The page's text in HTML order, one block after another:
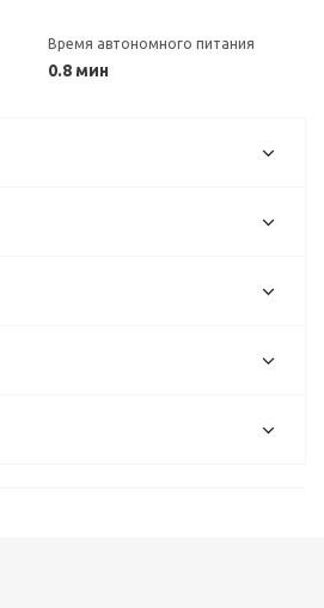
Время автономного питания
0.8 мин